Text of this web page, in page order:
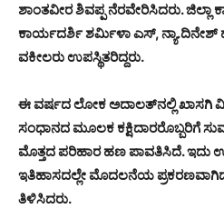
ಶಾಂತವೀರ ಶಿವಪ್ಪ ನೆರವೇರಿಸಿದರು. ಜಿಲ್ಲಾ
ಕಾರ್ಯದರ್ಶಿ ಶರ್ಮಿಳಾ ಎಸ್, ನ್ಯಾ.ದಿನೇಶ್
ವಕೀಲರು ಉಪಸ್ಥಿತರಿದ್ದರು.
ಈ ವರ್ಷದ ಲೋಕ ಅದಾಲತ್‍ನಲ್ಲಿ ಖಾಸಗಿ
ಸಂಧಾನದ ಮೂಲಕ ಕಕ್ಷಿದಾರರೊಬ್ಬರಿಗೆ
ಮೊತ್ತದ ಪರಿಹಾರ ಹಣ ಪಾವತಿಸಿದೆ.
ಇತಿಹಾಸದಲ್ಲೇ ಮೊದಲನೆಯ
ತಿಳಿಸಿದರು.